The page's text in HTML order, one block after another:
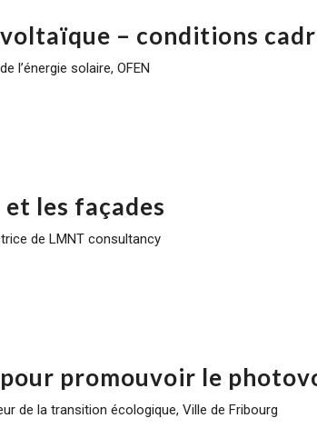
– conditions
l’énergie solaire, OFEN
les façades
de LMNT consultancy
promouvoir le
de la transition écologique, Ville de Fribourg